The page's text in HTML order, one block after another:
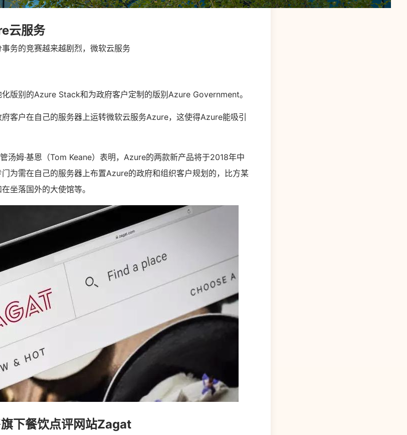
云服务
务的竞赛越来越剧烈，微软云服务
版别的Azure Stack和为政府客户定制的版别Azure Government。
客户在自己的服务器上运转微软云服务Azure，这使得Azure能吸引
汤姆·基恩（Tom Keane）表明，Azure的两款新产品将于2018年中
为需在自己的服务器上布置Azure的政府和组织客户规划的，比方某
坐落国外的大使馆等。
下餐饮点评网站Zagat